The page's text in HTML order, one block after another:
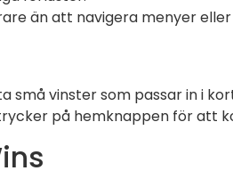
än att navigera menyer
små vinster som passar in i
på hemknappen för att